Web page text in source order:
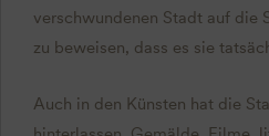
verschwundenen Stadt auf die
zu beweisen, dass es sie
Auch in den Künsten hat die